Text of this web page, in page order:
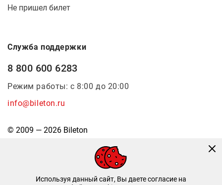
Не пришел билет
Служба поддержки
8 800 600 6283
Режим работы: с 8:00 до 20:00
info@bileton.ru
© 2009 — 2026 Bileton
Используя данный сайт, Вы даете согласие на